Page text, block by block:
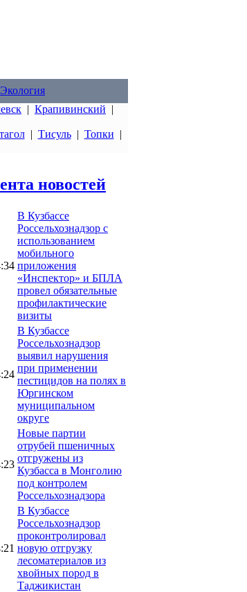
Экология
| Крапивинский |
| Тисуль| Топки |
новостей
В Кузбассе
Россельхознадзор с
использованием
мобильного
приложения
«Инспектор» и БПЛА
провел обязательные
профилактические
визиты
В Кузбассе
Россельхознадзор
выявил нарушения
при применении
пестицидов на полях в
Юргинском
муниципальном
округе
Новые партии
отрубей пшеничных
отгружены из
Кузбасса в Монголию
под контролем
Россельхознадзора
В Кузбассе
Россельхознадзор
проконтролировал
новую отгрузку
лесоматериалов из
хвойных пород в
Таджикистан